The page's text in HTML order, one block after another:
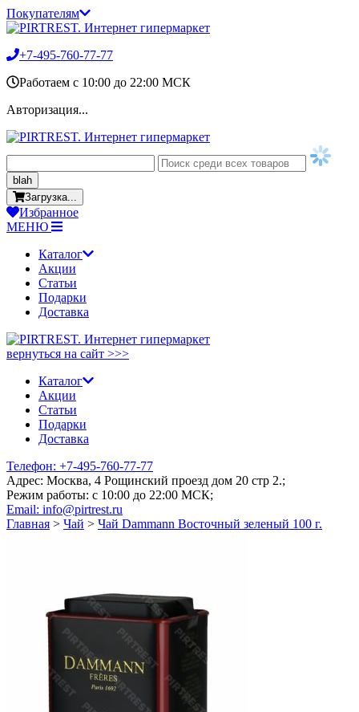
Покупателям
+7-495-760-77-77
Работаем c 10:00 до 22:00 МСК
Авторизация...
blah
Загрузка...
Избранное
МЕНЮ
Каталог
Акции
Статьи
Подарки
Доставка
вернуться на сайт >>>
Каталог
Акции
Статьи
Подарки
Доставка
Телефон: +7-495-760-77-77
Адрес: Москва, 4 Рощинский проезд дом 20 стр 2.;
Режим работы: c 10:00 до 22:00 МСК;
Email: info@pirtrest.ru
Главная > Чай > Чай Dammann Восточный зеленый 100 г.